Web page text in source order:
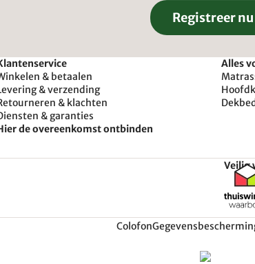
Registreer nu
& betaalen
& verzending
& klachten
& garanties
de overeenkomst ontbinden
Alles
Veilig
Colofon